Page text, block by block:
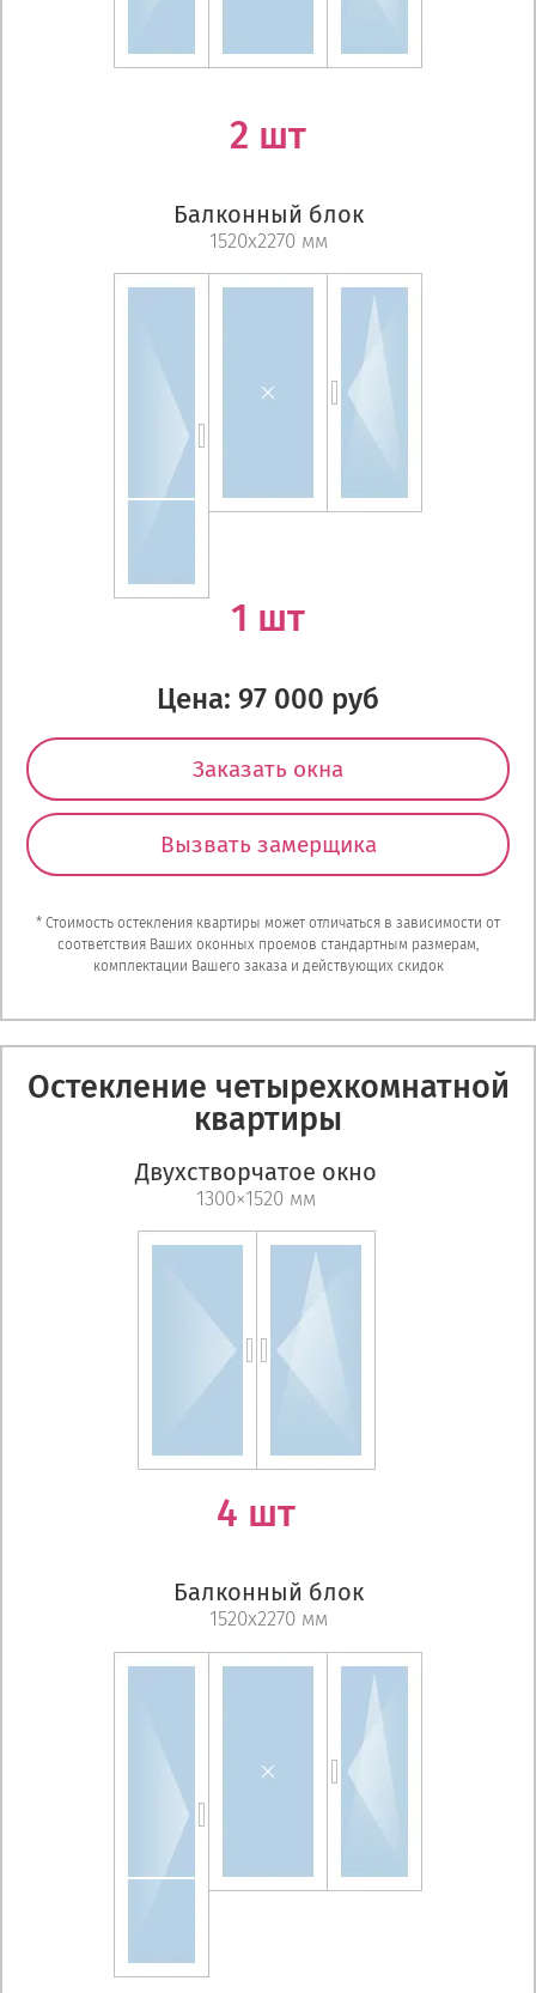
2 шт
Балконный блок
1520х2270 мм
1 шт
Цена: 97 000 руб
Заказать окна
Вызвать замерщика
* Стоимость остекления квартиры может отличаться в зависимости от
соответствия Ваших оконных проемов стандартным размерам,
комплектации Вашего заказа и действующих скидок
Остекление четырехкомнатной
квартиры
Двухстворчатое окно
1300×1520 мм
4 шт
Балконный блок
1520х2270 мм